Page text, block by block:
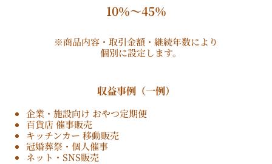
10％〜45％
※商品内容・取引金額・継続年数により
個別に設定します。
収益事例（一例）
企業・施設向け おやつ定期便
百貨店 催事販売
キッチンカー 移動販売
冠婚葬祭・個人催事
ネット・SNS販売